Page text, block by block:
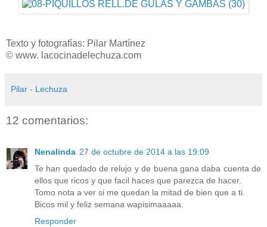
Texto y fotografías: Pilar Martínez
© www. lacocinadelechuza.com
Pilar - Lechuza
12 comentarios:
Nenalinda 27 de octubre de 2014 a las 19:09
Te han quedado de relujo y de buena gana daba cuenta de
ellos que ricos y que facil haces que parezca de hacer.
Tomo nota a ver si me quedan la mitad de bien que a ti.
Bicos mil y feliz semana wapisimaaaaa.
Responder